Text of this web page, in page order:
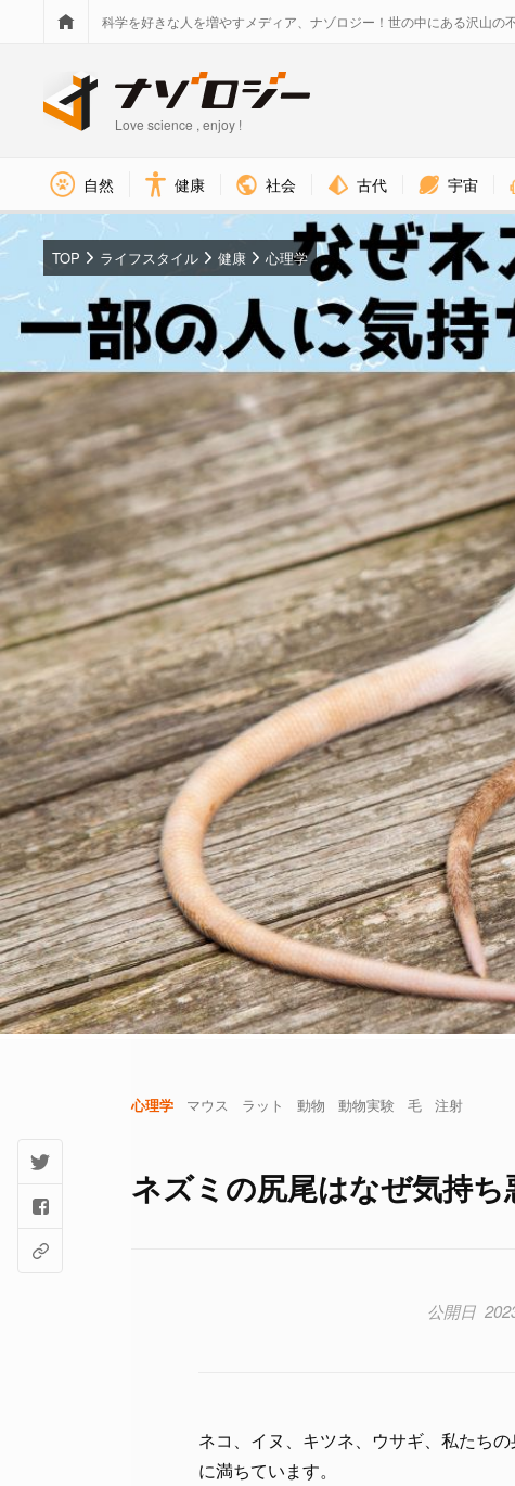
科学を好きな人を増やすメディア、ナゾロジー！世の中にある沢山の
Love science , enjoy !
自然 健康 社会 古代 宇宙
TOP ライフスタイル 健康 心理学
心理学 マウス ラット 動物 動物実験 毛 注射
ネズミの尻尾はなぜ気持
ネコ、イヌ、キツネ、ウサギ、私たち
に満ちています。